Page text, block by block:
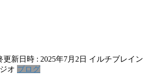
更新日時 : 2025年7月2日 イルチブレイン
オ ブログ